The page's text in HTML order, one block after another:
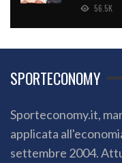
56.5K
SPORTECONOMY
Sporteconomy.it,
applicata
settembre 2004.